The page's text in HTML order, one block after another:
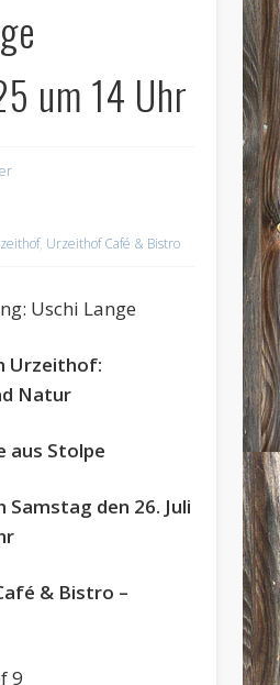
um 14 Uhr
, Urzeithof Café & Bistro
Uschi Lange
Urzeithof:
Natur
aus Stolpe
Samstag den 26. Juli
& Bistro –
9